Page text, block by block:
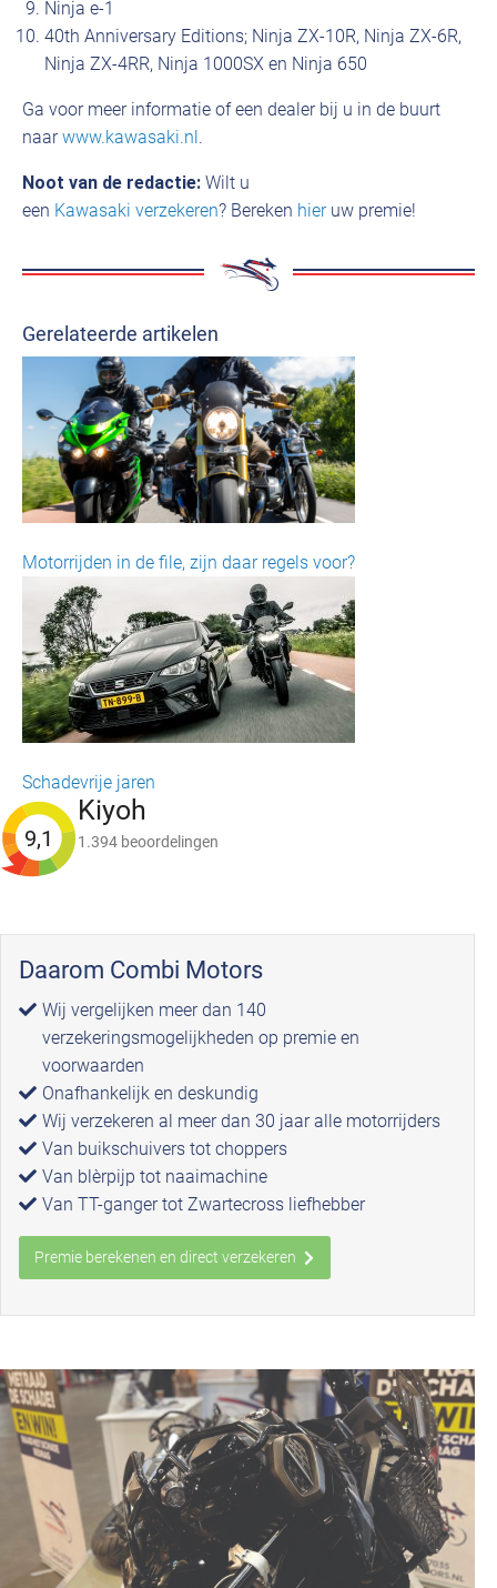
Ninja e-1
40th Anniversary Editions; Ninja ZX-10R, Ninja ZX-6R,
Ninja ZX-4RR, Ninja 1000SX en Ninja 650
Ga voor meer informatie of een dealer bij u in de buurt
naarwww.kawasaki.nl.
Noot van de redactie: Wilt u
een Kawasaki verzekeren? Bereken hieruw premie!
Gerelateerde artikelen
Motorrijden in de file, zijn daar regels voor?
Schadevrije jaren
9,1
Kiyoh
1.394 beoordelingen
Daarom Combi Motors
Wij vergelijken meer dan 140
verzekeringsmogelijkheden op premie en
voorwaarden
Onafhankelijk en deskundig
Wij verzekeren al meer dan 30 jaar alle motorrijders
Van buikschuivers tot choppers
Van blèrpijp tot naaimachine
Van TT-ganger tot Zwartecross liefhebber
Premie berekenen en direct verzekeren